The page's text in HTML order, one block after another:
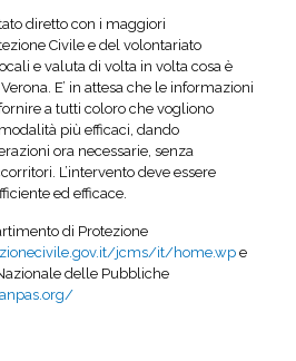
diretto con i maggiori
Civile e del volontariato
e valuta di volta in volta cosa è
E’ in attesa che le informazioni
a tutti coloro che vogliono
più efficaci, dando
ora necessarie, senza
L’intervento deve essere
ed efficace.
di Protezione
jcms/it/home.wpe
delle Pubbliche